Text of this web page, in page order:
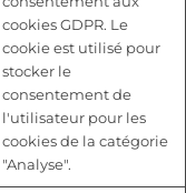
cookies GDPR. Le
cookie est utilisé pour
stocker le
consentement de
l'utilisateur pour les
cookies de la catégorie
"Analyse".